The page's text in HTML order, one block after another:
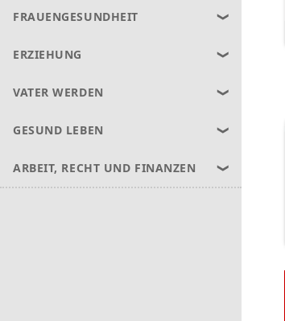
FRAUENGESUNDHEIT
ERZIEHUNG
VATER WERDEN
GESUND LEBEN
ARBEIT, RECHT UND FINANZEN